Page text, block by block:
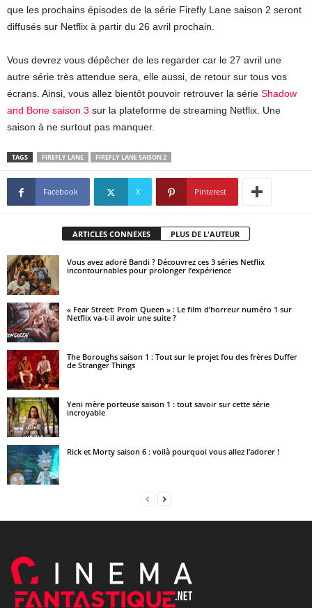
que les prochains épisodes de la série Firefly Lane saison 2 seront
diffusés sur Netflix à partir du 26 avril prochain.
Vous devrez vous dépêcher de les regarder car le 27 avril une
autre série très attendue sera, elle aussi, de retour sur tous vos
écrans. Ainsi, vous allez bientôt pouvoir retrouver la série Shadow
and Bone saison 3 sur la plateforme de streaming Netflix. Une
saison à ne surtout pas manquer.
TAGS FIREFLY LANE FIREFLY LANE SAISON 2
Facebook X Pinterest
ARTICLES CONNEXES PLUS DE L'AUTEUR
Vous avez adoré Bandi ? Découvrez ces 3 séries Netflix
incontournables pour prolonger l’expérience
« Fear Street: Prom Queen » : Le film d’horreur numéro 1 sur
Netflix va-t-il avoir une suite ?
The Boroughs saison 1 : Tout sur le projet fou des frères Duffer
de Stranger Things
Yeni mère porteuse saison 1 : tout savoir sur cette série
incroyable
Rick et Morty saison 6 : voilà pourquoi vous allez l’adorer !